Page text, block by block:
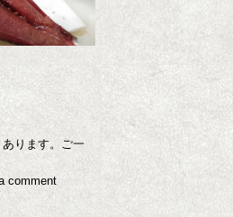
ります。ご一
comment